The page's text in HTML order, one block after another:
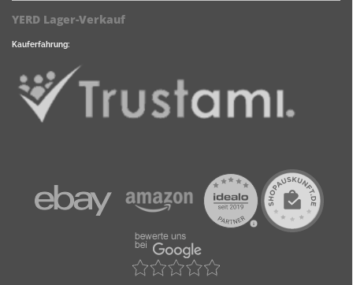
YERD Lager-Verkauf
Kauferfahrung: